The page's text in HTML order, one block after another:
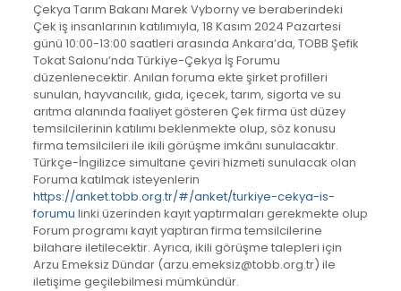
Çekya Tarım Bakanı Marek Vyborny ve beraberindeki
Çek iş insanlarının katılımıyla, 18 Kasım 2024 Pazartesi
günü 10:00-13:00 saatleri arasında Ankara’da, TOBB Şefik
Tokat Salonu’nda Türkiye-Çekya İş Forumu
düzenlenecektir. Anılan foruma ekte şirket profilleri
sunulan, hayvancılık, gıda, içecek, tarım, sigorta ve su
arıtma alanında faaliyet gösteren Çek firma üst düzey
temsilcilerinin katılımı beklenmekte olup, söz konusu
firma temsilcileri ile ikili görüşme imkânı sunulacaktır.
Türkçe-İngilizce simultane çeviri hizmeti sunulacak olan
Foruma katılmak isteyenlerin
https://anket.tobb.org.tr/#/anket/turkiye-cekya-is-
forumu linki üzerinden kayıt yaptırmaları gerekmekte olup
Forum programı kayıt yaptıran firma temsilcilerine
bilahare iletilecektir. Ayrıca, ikili görüşme talepleri için
Arzu Emeksiz Dündar (arzu.emeksiz@tobb.org.tr) ile
iletişime geçilebilmesi mümkündür.